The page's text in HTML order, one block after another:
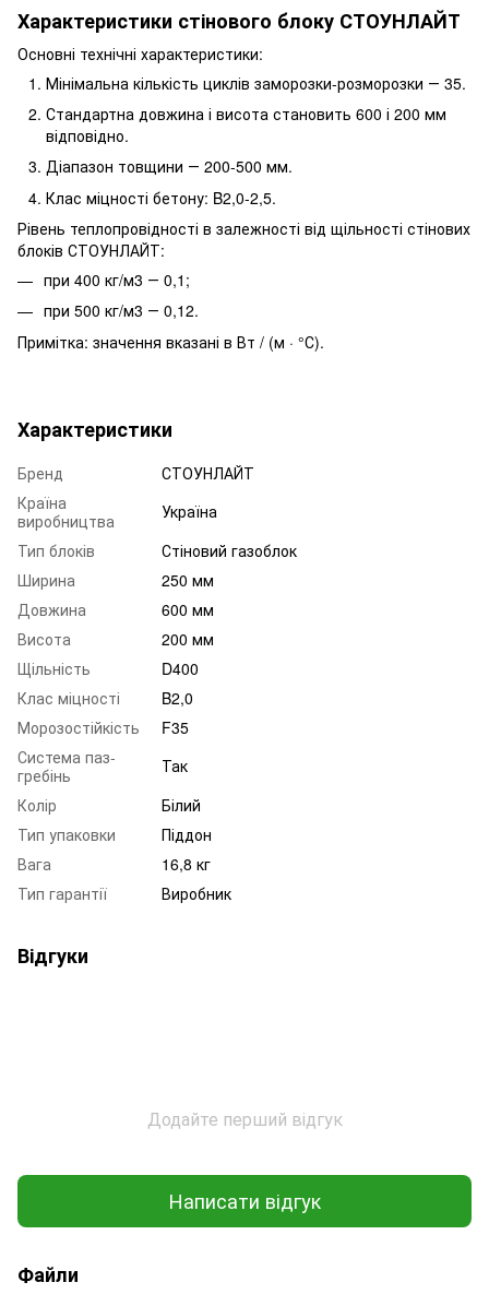
Характеристики стінового блоку СТОУНЛАЙТ
Основні технічні характеристики:
Мінімальна кількість циклів заморозки-розморозки ― 35.
Стандартна довжина і висота становить 600 і 200 мм
відповідно.
Діапазон товщини ― 200-500 мм.
Клас міцності бетону: B2,0-2,5.
Рівень теплопровідності в залежності від щільності стінових
блоків СТОУНЛАЙТ:
при 400 кг/м3 ― 0,1;
при 500 кг/м3 ― 0,12.
Примітка: значення вказані в Вт / (м · °С).
Характеристики
Бренд
СТОУНЛАЙТ
Країна
виробництва
Україна
Тип блоків
Стіновий газоблок
Ширина
250 мм
Довжина
600 мм
Висота
200 мм
Щільність
D400
Клас міцності
B2,0
Морозостійкість
F35
Система паз-
гребінь
Так
Колір
Білий
Тип упаковки
Піддон
Вага
16,8 кг
Тип гарантії
Виробник
Відгуки
Додайте перший відгук
Написати відгук
Файли